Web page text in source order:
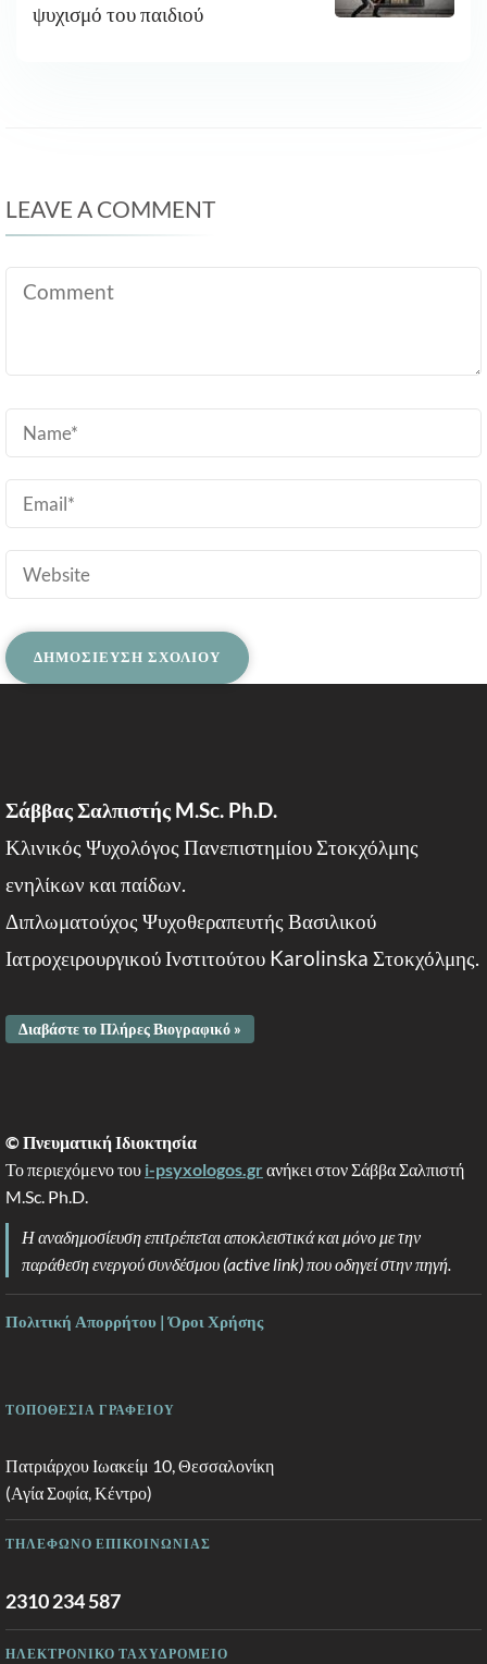
ψυχισμό του παιδιού
LEAVE A COMMENT
Σάββας Σαλπιστής M.Sc. Ph.D.
Κλινικός Ψυχολόγος Πανεπιστημίου Στοκχόλμης
ενηλίκων και παίδων.
Διπλωματούχος Ψυχοθεραπευτής Βασιλικού
Ιατροχειρουργικού Ινστιτούτου Karolinska Στοκχόλμης.
Διαβάστε το Πλήρες Βιογραφικό »
© Πνευματική Ιδιοκτησία
Το περιεχόμενο του i-psyxologos.grανήκει στον Σάββα Σαλπιστή
M.Sc. Ph.D.
Η αναδημοσίευση επιτρέπεται αποκλειστικά και μόνο με την
παράθεση ενεργού συνδέσμου (active link) που οδηγεί στην πηγή.
Πολιτική Απορρήτου | Όροι Χρήσης
ΤΟΠΟΘΕΣΙΑ ΓΡΑΦΕΙΟΥ
Πατριάρχου Ιωακείμ 10, Θεσσαλονίκη
(Αγία Σοφία, Κέντρο)
ΤΗΛΕΦΩΝΟ ΕΠΙΚΟΙΝΩΝΙΑΣ
2310 234 587
ΗΛΕΚΤΡΟΝΙΚΟ ΤΑΧΥΔΡΟΜΕΙΟ